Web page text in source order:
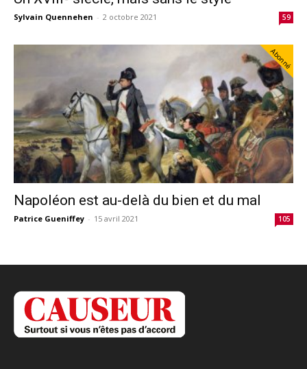
Sylvain Quennehen - 2 octobre 2021 59
Abonné
Napoléon est au-delà du bien et du mal
Patrice Gueniffey - 15 avril 2021 105